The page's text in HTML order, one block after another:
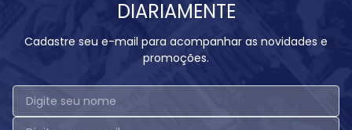
DIARIAMENTE
Cadastre seu e-mail para acompanhar as novidades e
promoções.